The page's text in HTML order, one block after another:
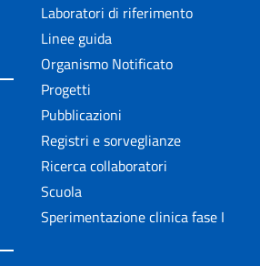
Laboratori di riferimento
Linee guida
Organismo Notificato
Progetti
Pubblicazioni
Registri e sorveglianze
Ricerca collaboratori
Scuola
Sperimentazione clinica fase I